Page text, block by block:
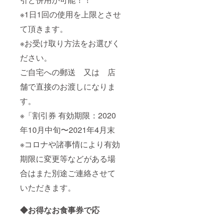
※1日1回の使用を上限とさせ
て頂きます。
※お受け取り方法をお選びく
ださい。
ご自宅への郵送 又は 店
舗で直接のお渡しになりま
す。
※「割引券 有効期限：2020
年10月中旬〜2021年4月末
※コロナや諸事情により有効
期限に変更等などがある場
合はまた別途ご連絡させて
いただきます。
◆お得なお食事券で応